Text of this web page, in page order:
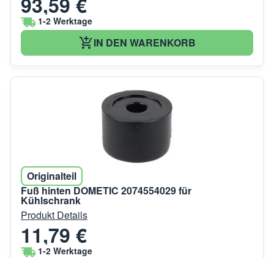
1-2 Werktage
IN DEN WARENKORB
Originalteil
Fuß hinten DOMETIC 2074554029 für
Kühlschrank
Produkt Details
11,79 €
1-2 Werktage